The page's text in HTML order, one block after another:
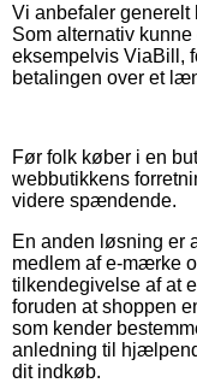
Vi anbefaler generelt
Som alternativ
eksempelvis ViaBill,
betalingen over et
Før folk køber i en
webbutikkens
videre spændende.
En anden løsning er
medlem af e-mærke
tilkendegivelse af at
foruden at shoppen
som kender
anledning til
dit indkøb.